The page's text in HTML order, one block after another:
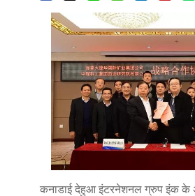
कनाडाई देहुआ इंटरनेशनल ग्रुप इंक के